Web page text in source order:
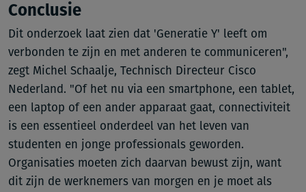
Conclusie
Dit onderzoek laat zien dat 'Generatie Y' leeft om
verbonden te zijn en met anderen te communiceren",
zegt Michel Schaalje, Technisch Directeur Cisco
Nederland. "Of het nu via een smartphone, een tablet,
een laptop of een ander apparaat gaat, connectiviteit
is een essentieel onderdeel van het leven van
studenten en jonge professionals geworden.
Organisaties moeten zich daarvan bewust zijn, want
dit zijn de werknemers van morgen en je moet als